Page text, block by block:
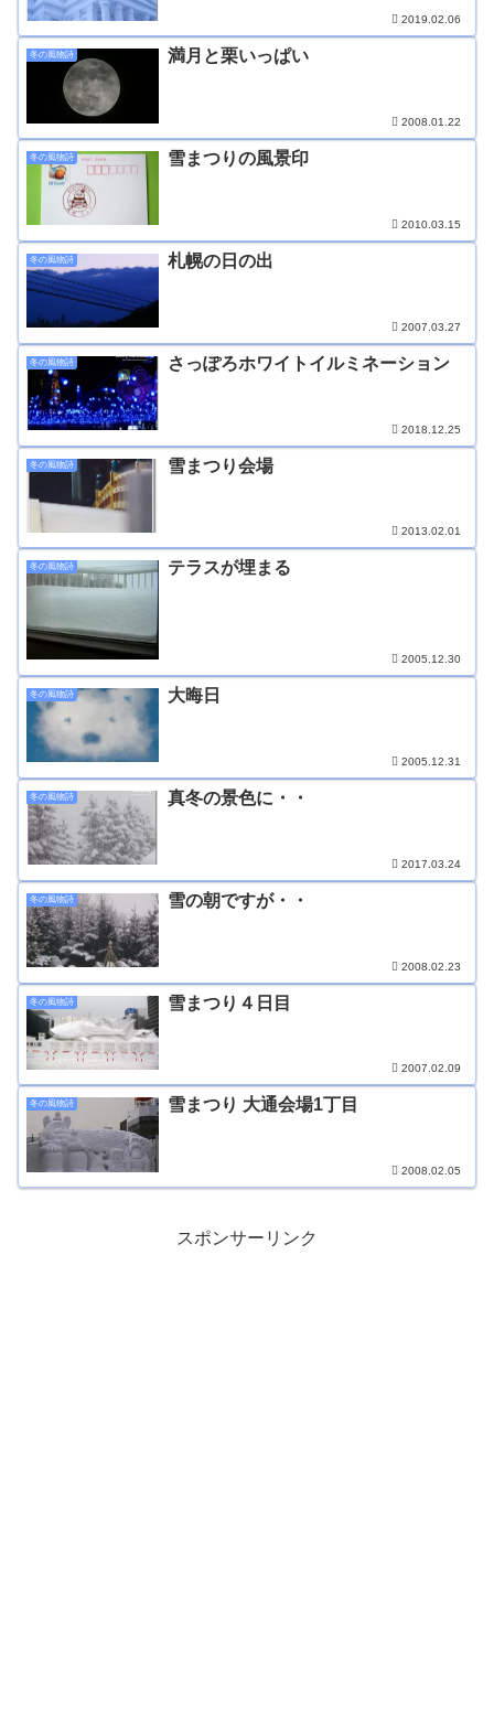
2019.02.06
冬の風物詩 満月と栗いっぱい
2008.01.22
冬の風物詩 雪まつりの風景印
2010.03.15
冬の風物詩 札幌の日の出
2007.03.27
冬の風物詩 さっぽろホワイトイルミネーション
2018.12.25
冬の風物詩 雪まつり会場
2013.02.01
冬の風物詩 テラスが埋まる
2005.12.30
冬の風物詩 大晦日
2005.12.31
冬の風物詩 真冬の景色に・・
2017.03.24
冬の風物詩 雪の朝ですが・・
2008.02.23
冬の風物詩 雪まつり４日目
2007.02.09
冬の風物詩 雪まつり 大通会場1丁目
2008.02.05
スポンサーリンク